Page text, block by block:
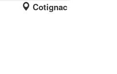
Cotignac